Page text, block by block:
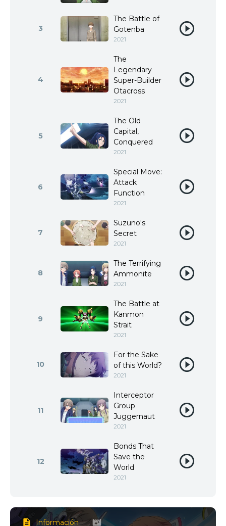
3
The Battle of
Gotenba
2021
4
The
Legendary
Super-Builder
Otacross
2021
5
The Old
Capital,
Conquered
2021
6
Special Move:
Attack
Function
2021
7
Suzuno's
Secret
2021
8
The Terrifying
Ammonite
2021
9
The Battle at
Kanmon
Strait
2021
10
For the Sake
of this World?
2021
11
Interceptor
Group
Juggernaut
2021
12
Bonds That
Save the
World
2021
Información